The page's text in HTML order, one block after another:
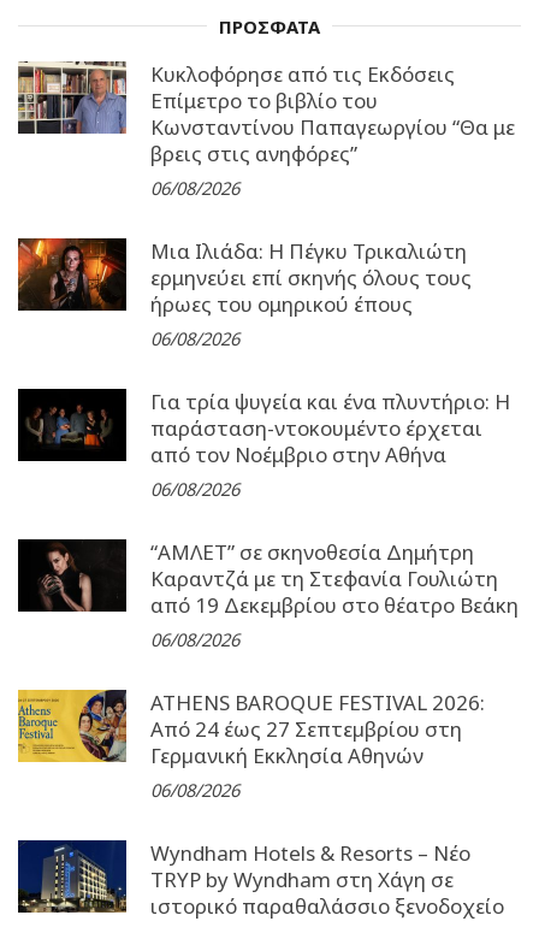
ΠΡΟΣΦΑΤΑ
Κυκλοφόρησε από τις Εκδόσεις
Επίμετρο το βιβλίο του
Κωνσταντίνου Παπαγεωργίου “Θα με
βρεις στις ανηφόρες”
06/08/2026
Μια Ιλιάδα: H Πέγκυ Τρικαλιώτη
ερμηνεύει επί σκηνής όλους τους
ήρωες του ομηρικού έπους
06/08/2026
Για τρία ψυγεία και ένα πλυντήριο: Η
παράσταση-ντοκουμέντο έρχεται
από τον Νοέμβριο στην Αθήνα
06/08/2026
“ΑΜΛΕΤ” σε σκηνοθεσία Δημήτρη
Καραντζά με τη Στεφανία Γουλιώτη
από 19 Δεκεμβρίου στο θέατρο Βεάκη
06/08/2026
ATHENS BAROQUE FESTIVAL 2026:
Από 24 έως 27 Σεπτεµβρίου στη
Γερµανική Εκκλησία Αθηνών
06/08/2026
Wyndham Hotels & Resorts – Νέο
TRYP by Wyndham στη Χάγη σε
ιστορικό παραθαλάσσιο ξενοδοχείο